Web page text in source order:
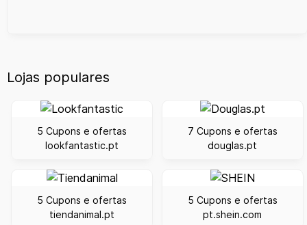
Lojas populares
5 Cupons e ofertas
lookfantastic.pt
7 Cupons e ofertas
douglas.pt
5 Cupons e ofertas
tiendanimal.pt
5 Cupons e ofertas
pt.shein.com